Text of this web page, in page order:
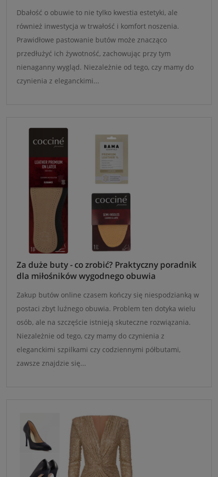
Dbałość o obuwie to nie tylko kwestia estetyki, ale
również inwestycja w trwałość i komfort noszenia.
Prawidłowe pastowanie butów może znacząco
przedłużyć ich żywotność, zachowując przy tym
nienaganny wygląd. Niezależnie od tego, czy mamy do
czynienia z eleganckimi...
Za duże buty - co zrobić? Praktyczny poradnik
dla miłośników wygodnego obuwia
Zakup butów online czasem kończy się niespodzianką w
postaci zbyt luźnego obuwia. Problem ten dotyka wielu
osób, ale na szczęście istnieją skuteczne rozwiązania.
Niezależnie od tego, czy mamy do czynienia z
eleganckimi szpilkami czy codziennymi półbutami,
zawsze znajdzie się...